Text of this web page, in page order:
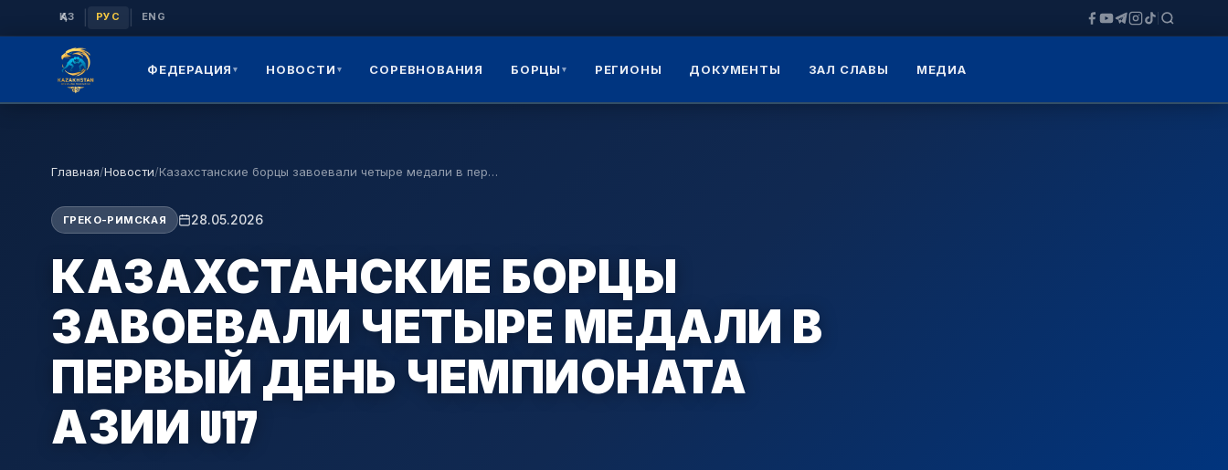
ҚАЗ РУС ENG
ФЕДЕРАЦИЯ ▾ НОВОСТИ ▾ СОРЕВНОВАНИЯ БОРЦЫ ▾ РЕГИОНЫ ДОКУМЕНТЫ ЗАЛ СЛАВЫ МЕДИА
Главная/Новости/Казахстанские борцы завоевали четыре медали в пер…
ГРЕКО-РИМСКАЯ 28.05.2026
КАЗАХСТАНСКИЕ БОРЦЫ
ЗАВОЕВАЛИ ЧЕТЫРЕ МЕДАЛИ В
ПЕРВЫЙ ДЕНЬ ЧЕМПИОНАТА
АЗИИ U17